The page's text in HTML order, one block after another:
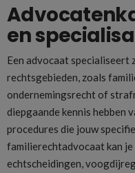
en
Een advocaat specialiseert
rechtsgebieden, zoals
ondernemingsrecht of
diepgaande kennis hebben
procedures die jouw
familierechtadvocaat kan
echtscheidingen,